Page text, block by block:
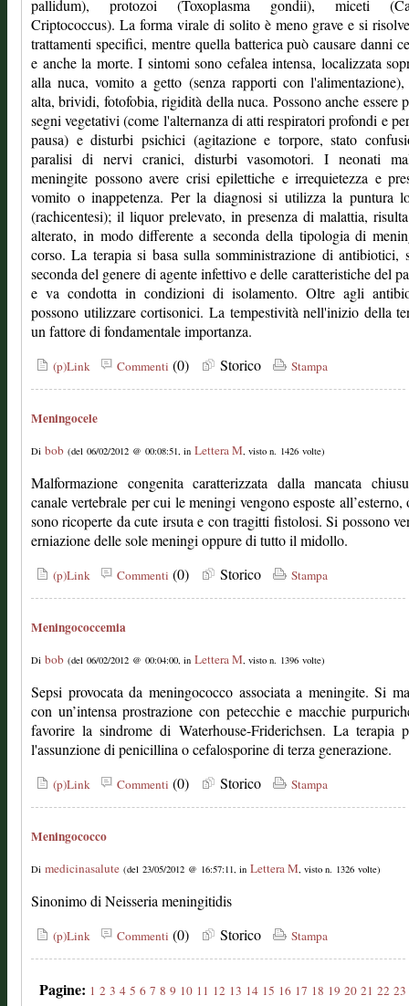
pallidum), protozoi (Toxoplasma gondii), miceti
Criptococcus). La forma virale di solito è meno grave e si
trattamenti specifici, mentre quella batterica può causare danni
e anche la morte. I sintomi sono cefalea intensa, localizzata
alla nuca, vomito a getto (senza rapporti con l'alimentazione),
alta, brividi, fotofobia, rigidità della nuca. Possono anche essere
segni vegetativi (come l'alternanza di atti respiratori profondi e
pausa) e disturbi psichici (agitazione e torpore, stato
paralisi di nervi cranici, disturbi vasomotori. I neonati
meningite possono avere crisi epilettiche e irrequietezza e
vomito o inappetenza. Per la diagnosi si utilizza la puntura
(rachicentesi); il liquor prelevato, in presenza di malattia,
alterato, in modo differente a seconda della tipologia di
corso. La terapia si basa sulla somministrazione di antibiotici,
seconda del genere di agente infettivo e delle caratteristiche del
e va condotta in condizioni di isolamento. Oltre agli
possono utilizzare cortisonici. La tempestività nell'inizio della
un fattore di fondamentale importanza.
(p)Link Commenti (0) Storico Stampa
Meningocele
Di bob (del 06/02/2012 @ 00:08:51, in Lettera M, visto n. 1426 volte)
Malformazione congenita caratterizzata dalla mancata
canale vertebrale per cui le meningi vengono esposte all’esterno,
sono ricoperte da cute irsuta e con tragitti fistolosi. Si possono
erniazione delle sole meningi oppure di tutto il midollo.
(p)Link Commenti (0) Storico Stampa
Meningococcemia
Di bob (del 06/02/2012 @ 00:04:00, in Lettera M, visto n. 1396 volte)
Sepsi provocata da meningococco associata a meningite. Si
con un’intensa prostrazione con petecchie e macchie
favorire la sindrome di Waterhouse-Friderichsen. La terapia
l'assunzione di penicillina o cefalosporine di terza generazione.
(p)Link Commenti (0) Storico Stampa
Meningococco
Di medicinasalute (del 23/05/2012 @ 16:57:11, in Lettera M, visto n. 1326 volte)
Sinonimo di Neisseria meningitidis
(p)Link Commenti (0) Storico Stampa
Pagine: 1 2 3 4 5 6 7 8 9 10 11 12 13 14 15 16 17 18 19 20 21 22 23